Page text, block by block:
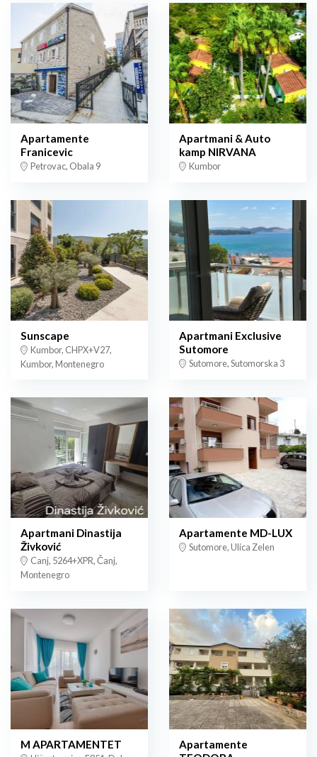
Apartamente
Franicevic
Petrovac, Obala 9
Apartmani & Auto
kamp NIRVANA
Kumbor
Sunscape
Kumbor, CHPX+V27,
Kumbor, Montenegro
Apartmani Exclusive
Sutomore
Sutomore, Sutomorska 3
Apartmani Dinastija
Živković
Canj, 5264+XPR, Čanj,
Montenegro
Apartamente MD-LUX
Sutomore, Ulica Zelen
M APARTAMENTET
Apartamente